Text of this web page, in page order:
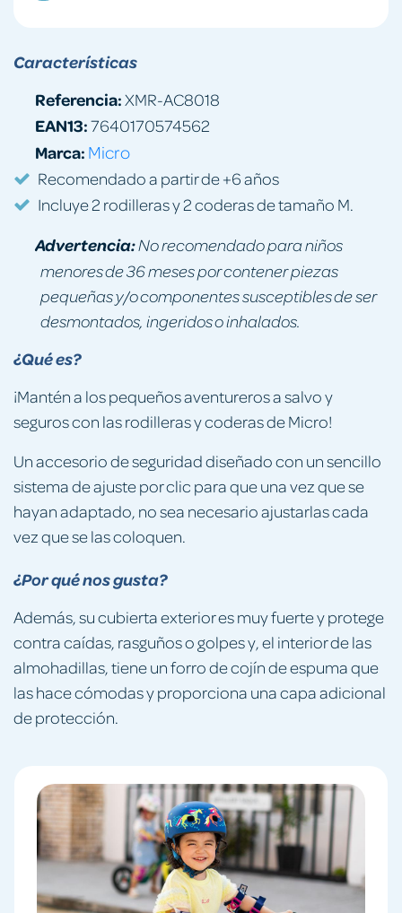
¿Qué es?
¡Mantén a los pequeños aventureros a salvo y
seguros con las rodilleras y coderas de Micro!
Un accesorio de seguridad diseñado con un sencillo
sistema de ajuste por clic para que una vez que se
hayan adaptado, no sea necesario ajustarlas cada
vez que se las coloquen.
¿Por qué nos gusta?
Además, su cubierta exterior es muy fuerte y protege
contra caídas, rasguños o golpes y, el interior de las
almohadillas, tiene un forro de cojín de espuma que
las hace cómodas y proporciona una capa adicional
de protección.
Características
Referencia:XMR-AC8018
EAN13:7640170574562
Marca: Micro
Recomendado a partir de +6 años
Incluye 2 rodilleras y 2 coderas de tamaño M.
Advertencia:No recomendado para niños
menores de 36 meses por contener piezas
pequeñas y/o componentes susceptibles de ser
desmontados, ingeridos o inhalados.